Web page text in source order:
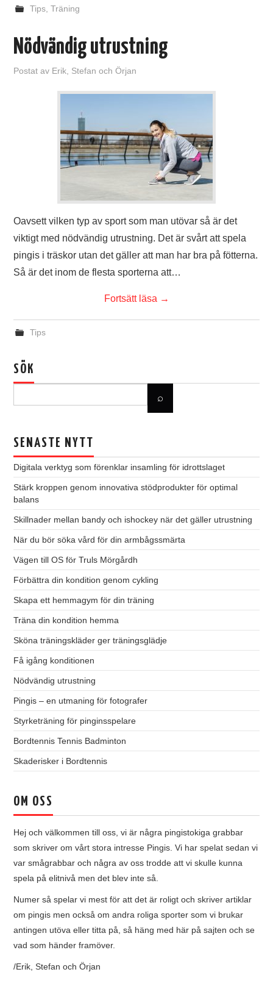
Tips, Träning
Nödvändig utrustning
Postatav Erik, Stefan och Örjan
Oavsett vilken typ av sport som man utövar så är det
viktigt med nödvändig utrustning. Det är svårt att spela
pingis i träskor utan det gäller att man har bra på fötterna.
Så är det inom de flesta sporterna att…
Fortsätt läsa →
Tips
SÖK
SENASTE NYTT
Digitala verktyg som förenklar insamling för idrottslaget
Stärk kroppen genom innovativa stödprodukter för optimal
balans
Skillnader mellan bandy och ishockey när det gäller utrustning
När du bör söka vård för din armbågssmärta
Vägen till OS för Truls Mörgårdh
Förbättra din kondition genom cykling
Skapa ett hemmagym för din träning
Träna din kondition hemma
Sköna träningskläder ger träningsglädje
Få igång konditionen
Nödvändig utrustning
Pingis – en utmaning för fotografer
Styrketräning för pinginsspelare
Bordtennis Tennis Badminton
Skaderisker i Bordtennis
OM OSS
Hej och välkommen till oss, vi är några pingistokiga grabbar
som skriver om vårt stora intresse Pingis. Vi har spelat sedan vi
var smågrabbar och några av oss trodde att vi skulle kunna
spela på elitnivå men det blev inte så.
Numer så spelar vi mest för att det är roligt och skriver artiklar
om pingis men också om andra roliga sporter som vi brukar
antingen utöva eller titta på, så häng med här på sajten och se
vad som händer framöver.
/Erik, Stefan och Örjan